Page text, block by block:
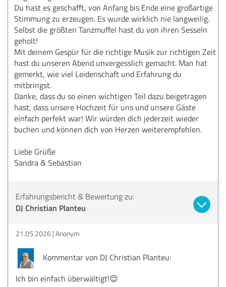
Du hast es geschafft, von Anfang bis Ende eine großartige
Stimmung zu erzeugen. Es wurde wirklich nie langweilig.
Selbst die größten Tanzmuffel hast du von ihren Sesseln
geholt!
Mit deinem Gespür für die richtige Musik zur richtigen Zeit
hast du unseren Abend unvergesslich gemacht. Man hat
gemerkt, wie viel Leidenschaft und Erfahrung du
mitbringst.
Danke, dass du so einen wichtigen Teil dazu beigetragen
hast, dass unsere Hochzeit für uns und unsere Gäste
einfach perfekt war! Wir würden dich jederzeit wieder
buchen und können dich von Herzen weiterempfehlen.
Liebe Grüße
Sandra & Sebastian
Erfahrungsbericht & Bewertung zu:
DJ Christian Planteu
21.05.2026 Anonym
Kommentar von DJ Christian Planteu:
Ich bin einfach überwältigt!😊